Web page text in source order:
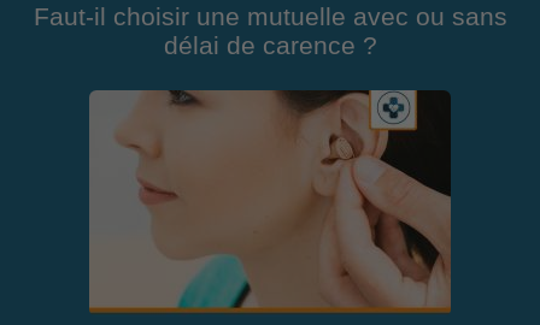
Faut-il choisir une mutuelle avec ou sans
délai de carence ?